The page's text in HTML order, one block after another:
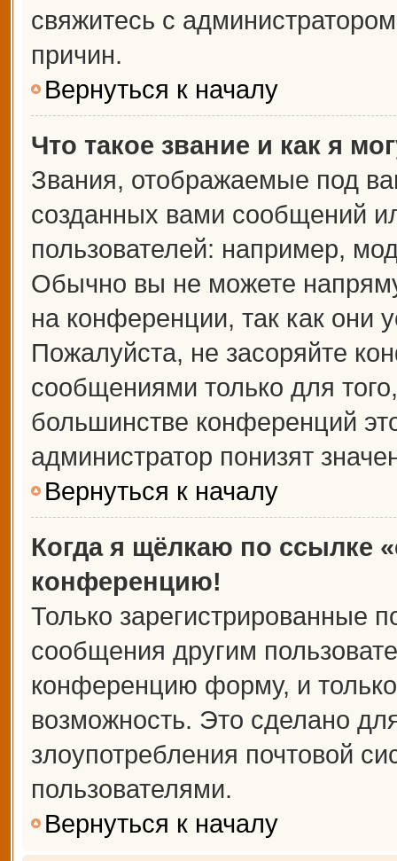
свяжитесь с
причин.
Вернуться к началу
Что такое звание и как я
Звания, отображаемые под
созданных вами сообщений
пользователей: например,
Обычно вы не можете
на конференции, так как они
Пожалуйста, не засоряйте
сообщениями только для
большинстве конференций
администратор понизят
Вернуться к началу
Когда я щёлкаю по ссылке
конференцию!
Только зарегистрированные
сообщения другим
конференцию форму, и
возможность. Это сделано
злоупотребления почтовой
пользователями.
Вернуться к началу